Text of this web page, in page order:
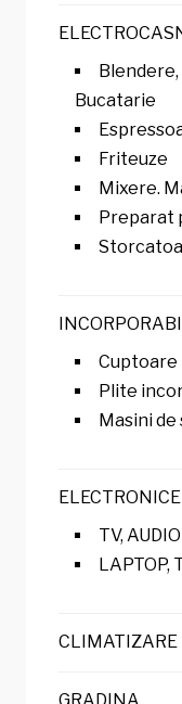
Bucatarie
Friteuze
Mixere.
Preparat
Plite
Masini
ELECTRONICE
TV,
LAPTOP,
CLIMATIZARE